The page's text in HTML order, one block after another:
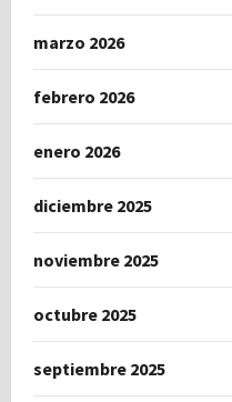
marzo 2026
febrero 2026
enero 2026
diciembre 2025
noviembre 2025
octubre 2025
septiembre 2025